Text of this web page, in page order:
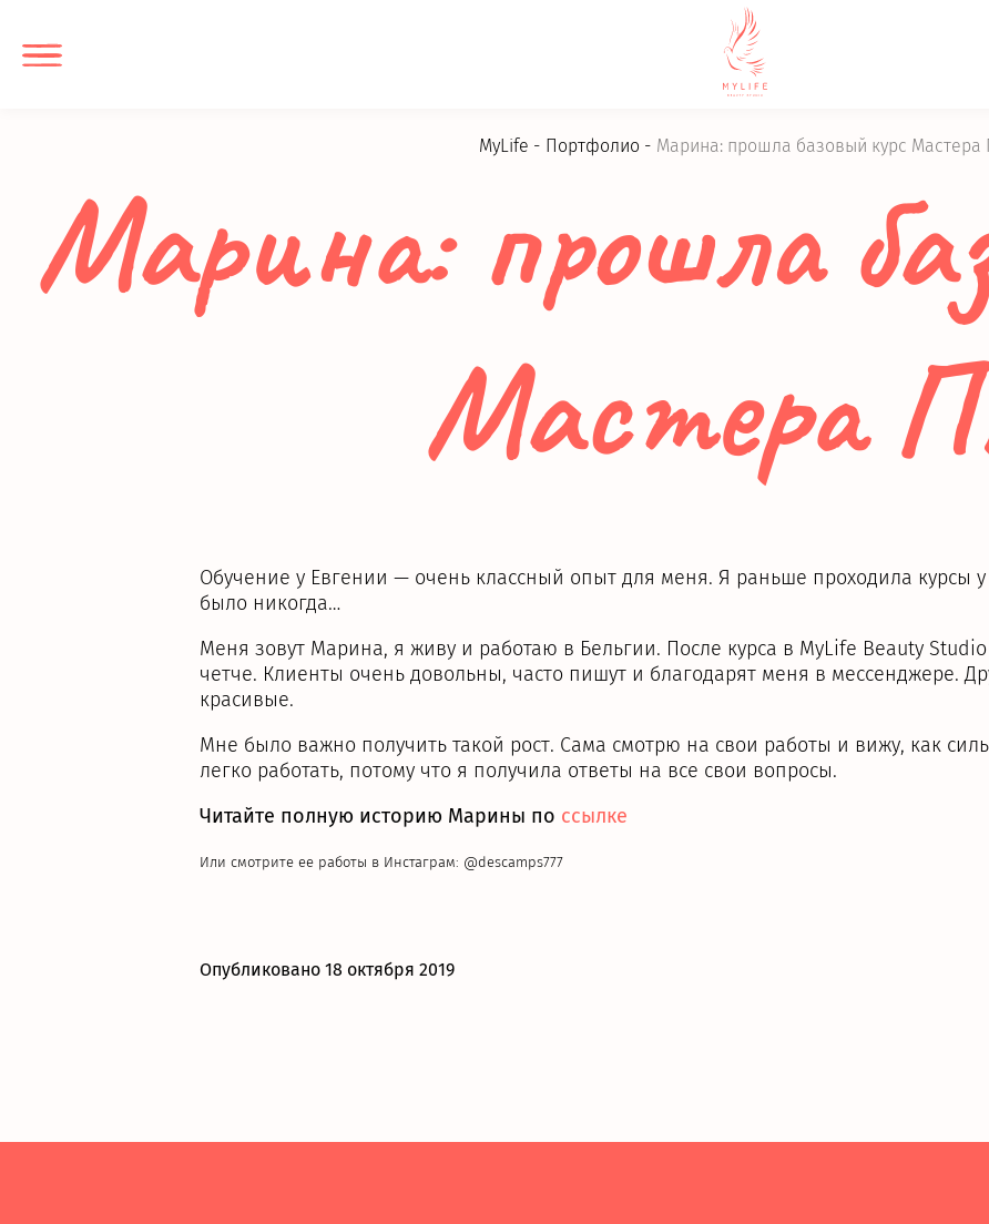
MyLife Портфолио Марина: прошла базовый курс Мастера
Марина: прошла
Мастера
Обучение у Евгении — очень классный опыт для меня. Я раньше проходила курсы у
было никогда…
Меня зовут Марина, я живу и работаю в Бельгии. После курса в MyLife Beauty
четче. Клиенты очень довольны, часто пишут и благодарят меня в мессенджере.
красивые.
Мне было важно получить такой рост. Сама смотрю на свои работы и вижу, как
легко работать, потому что я получила ответы на все свои вопросы.
Читайте полную историю Марины по ссылке
Или смотрите ее работы в Инстаграм: @descamps777
Опубликовано 18 октября 2019